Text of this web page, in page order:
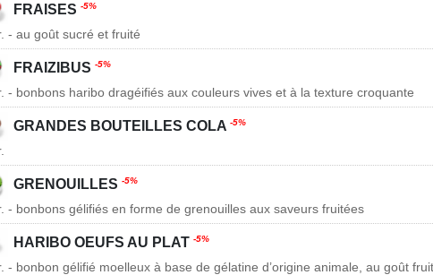
FRAISES -5%
- au goût sucré et fruité
FRAIZIBUS -5%
- bonbons haribo dragéifiés aux couleurs vives et à la texture croquante
GRANDES BOUTEILLES COLA -5%
GRENOUILLES -5%
- bonbons gélifiés en forme de grenouilles aux saveurs fruitées
HARIBO OEUFS AU PLAT -5%
- bonbon gélifié moelleux à base de gélatine d’origine animale, au goût